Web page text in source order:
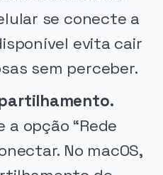
se conecte a
evita cair
sem perceber.
a opção “Rede
No macOS,